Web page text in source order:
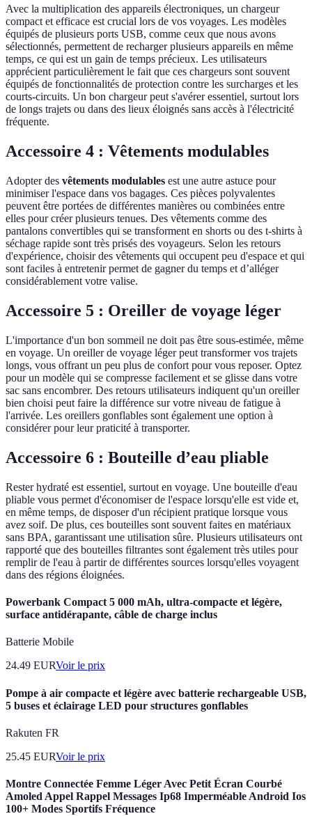
Avec la multiplication des appareils électroniques, un chargeur
compact et efficace est crucial lors de vos voyages. Les modèles
équipés de plusieurs ports USB, comme ceux que nous avons
sélectionnés, permettent de recharger plusieurs appareils en même
temps, ce qui est un gain de temps précieux. Les utilisateurs
apprécient particulièrement le fait que ces chargeurs sont souvent
équipés de fonctionnalités de protection contre les surcharges et les
courts-circuits. Un bon chargeur peut s'avérer essentiel, surtout lors
de longs trajets ou dans des lieux éloignés sans accès à l'électricité
fréquente.
Accessoire 4 : Vêtements modulables
Adopter des vêtements modulables est une autre astuce pour
minimiser l'espace dans vos bagages. Ces pièces polyvalentes
peuvent être portées de différentes manières ou combinées entre
elles pour créer plusieurs tenues. Des vêtements comme des
pantalons convertibles qui se transforment en shorts ou des t-shirts à
séchage rapide sont très prisés des voyageurs. Selon les retours
d'expérience, choisir des vêtements qui occupent peu d'espace et qui
sont faciles à entretenir permet de gagner du temps et d’alléger
considérablement votre valise.
Accessoire 5 : Oreiller de voyage léger
L'importance d'un bon sommeil ne doit pas être sous-estimée, même
en voyage. Un oreiller de voyage léger peut transformer vos trajets
longs, vous offrant un peu plus de confort pour vous reposer. Optez
pour un modèle qui se compresse facilement et se glisse dans votre
sac sans encombrer. Des retours utilisateurs indiquent qu'un oreiller
bien choisi peut faire la différence sur votre niveau de fatigue à
l'arrivée. Les oreillers gonflables sont également une option à
considérer pour leur praticité à transporter.
Accessoire 6 : Bouteille d’eau pliable
Rester hydraté est essentiel, surtout en voyage. Une bouteille d'eau
pliable vous permet d'économiser de l'espace lorsqu'elle est vide et,
en même temps, de disposer d'un récipient pratique lorsque vous
avez soif. De plus, ces bouteilles sont souvent faites en matériaux
sans BPA, garantissant une utilisation sûre. Plusieurs utilisateurs ont
rapporté que des bouteilles filtrantes sont également très utiles pour
remplir de l'eau à partir de différentes sources lorsqu'elles voyagent
dans des régions éloignées.
Powerbank Compact 5 000 mAh, ultra-compacte et légère,
surface antidérapante, câble de charge inclus
Batterie Mobile
24.49 EURVoir le prix
Pompe à air compacte et légère avec batterie rechargeable USB,
5 buses et éclairage LED pour structures gonflables
Rakuten FR
25.45 EURVoir le prix
Montre Connectée Femme Léger Avec Petit Écran Courbé
Amoled Appel Rappel Messages Ip68 Imperméable Android Ios
100+ Modes Sportifs Fréquence